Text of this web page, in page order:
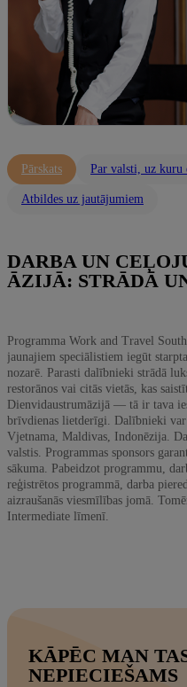
Pārskats Par valsti, uz kuru
Atbildes uz jautājumiem
DARBA UN
ĀZIJĀ: STRĀDĀ
Programma Work and Travel
jaunajiem speciālistiem iegūt
nozarē. Parasti dalībnieki strādā
restorānos vai citās vietās, kas
Dienvidaustrumāzijā — tā ir tava
brīvdienas lietderīgi. Dalībnieki var
Vjetnama, Maldivas, Indonēzija.
valstis. Programmas sponsors
sākuma. Pabeidzot programmu,
reģistrētos programmā, darba
aizraušanās viesmīlības jomā.
Intermediate līmenī.
KĀPĒC MAN
NEPIECIEŠAMS